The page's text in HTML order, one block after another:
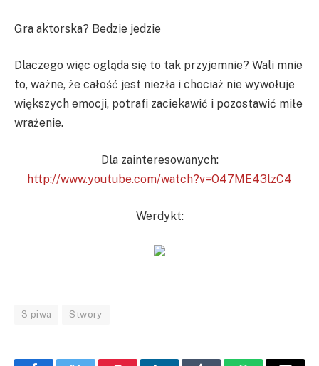
Gra aktorska? Bedzie jedzie
Dlaczego więc ogląda się to tak przyjemnie? Wali mnie
to, ważne, że całość jest niezła i chociaż nie wywołuje
większych emocji, potrafi zaciekawić i pozostawić miłe
wrażenie.
Dla zainteresowanych:
http://www.youtube.com/watch?v=O47ME43lzC4
Werdykt:
3 piwa Stwory